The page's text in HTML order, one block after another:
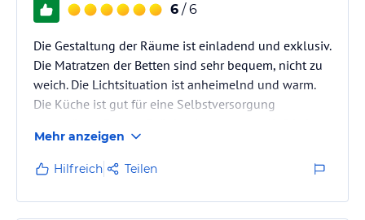
6 / 6
Die Gestaltung der Räume ist einladend und exklusiv.
Die Matratzen der Betten sind sehr bequem, nicht zu
weich. Die Lichtsituation ist anheimelnd und warm.
Die Küche ist gut für eine Selbstversorgung
Wünsche offen.
Mehr anzeigen
Hilfreich Teilen